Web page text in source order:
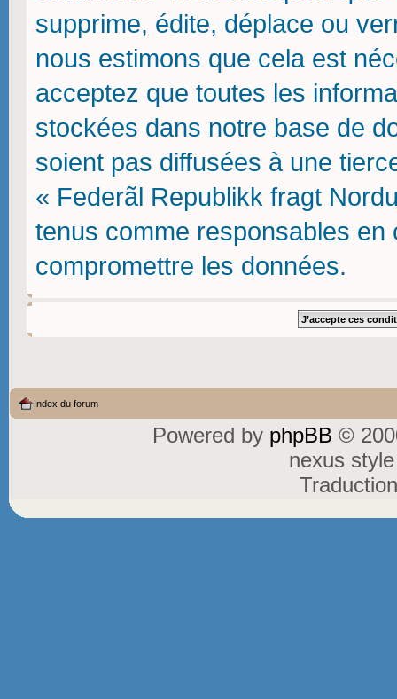
supprime, édite, déplace ou
nous estimons que cela est
acceptez que toutes les
stockées dans notre base de
soient pas diffusées à une
« Federãl Republikk fragt
tenus comme responsables
compromettre les données.
Index du forum
Powered by phpBB ©
nexus